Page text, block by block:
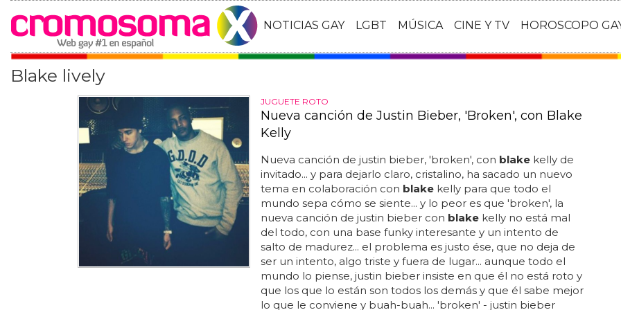
NOTICIAS GAY LGBT MÚSICA CINE Y TV HOROSCOPO
Blake lively
JUGUETE ROTO
Nueva canción de Justin Bieber, 'Broken', con Blake
Kelly
Nueva canción de justin bieber, 'broken', con blakekelly de
invitado... y para dejarlo claro, cristalino, ha sacado un nuevo
tema en colaboración con blakekelly para que todo el
mundo sepa cómo se siente... y lo peor es que 'broken', la
nueva canción de justin bieber con blakekelly no está mal
del todo, con una base funky interesante y un intento de
salto de madurez... el problema es justo ése, que no deja de
ser un intento, algo triste y fuera de lugar... aunque todo el
mundo lo piense, justin bieber insiste en que él no está roto y
que los que lo están son todos los demás y que él sabe mejor
lo que le conviene y buah-buah... 'broken' - justin bieber